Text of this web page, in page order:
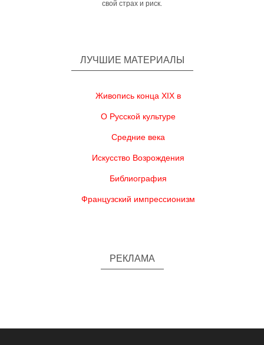
свой страх и риск.
ЛУЧШИЕ МАТЕРИАЛЫ
Живопись конца XIX в
О Русской культуре
Средние века
Искусство Возрождения
Библиография
Французский импрессионизм
РЕКЛАМА